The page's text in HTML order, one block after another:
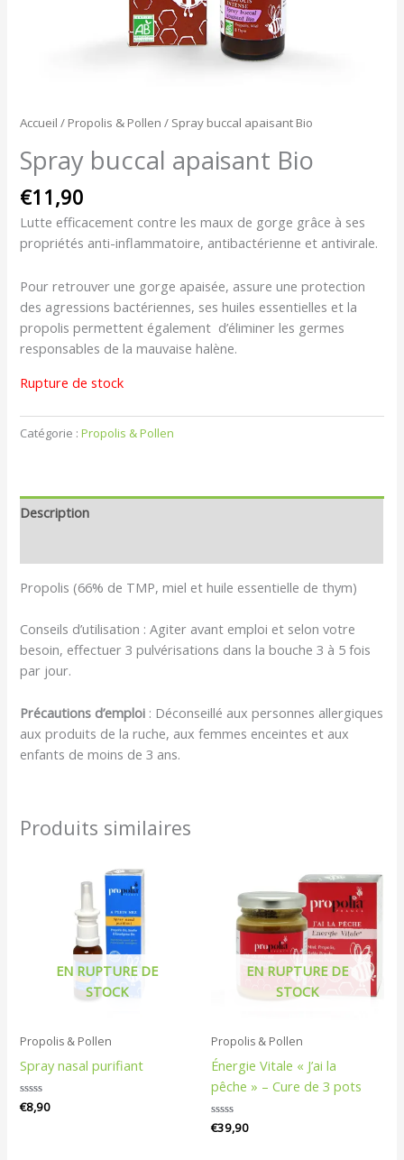
Accueil / Propolis & Pollen / Spray buccal apaisant Bio
Spray buccal apaisant Bio
€11,90
Lutte efficacement contre les maux de gorge grâce à ses
propriétés anti-inflammatoire, antibactérienne et antivirale.
Pour retrouver une gorge apaisée, assure une protection
des agressions bactériennes, ses huiles essentielles et la
propolis permettent également d’éliminer les germes
responsables de la mauvaise halène.
Rupture de stock
Catégorie :Propolis & Pollen
Description
Propolis (66% de TMP, miel et huile essentielle de thym)
Conseils d’utilisation : Agiter avant emploi et selon votre
besoin, effectuer 3 pulvérisations dans la bouche 3 à 5 fois
par jour.
Précautions d’emploi : Déconseillé aux personnes allergiques
aux produits de la ruche, aux femmes enceintes et aux
enfants de moins de 3 ans.
Produits similaires
EN RUPTURE DE
STOCK
Propolis & Pollen
Spray nasal purifiant
Note
0
€8,90
EN RUPTURE DE
STOCK
Propolis & Pollen
Énergie Vitale « J’ai la
pêche » – Cure de 3 pots
Note
0
€39,90